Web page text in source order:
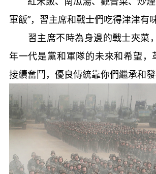
軍飯”，習主席和戰士們吃得津津有味
習主席不時為身邊的戰士夾菜
年一代是黨和軍隊的未來和希望，
接續奮鬥，優良傳統靠你們繼承和